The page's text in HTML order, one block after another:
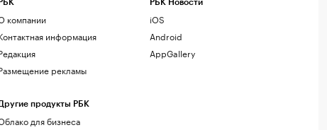
РБК
компании
информация
рекламы
продукты РБК
для бизнеса
РБК Новости
iOS
Android
AppGallery